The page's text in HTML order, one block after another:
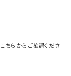
こちらからご確認くださ